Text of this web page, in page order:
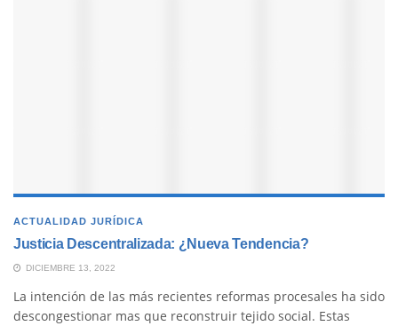
ACTUALIDAD JURÍDICA
Justicia Descentralizada: ¿Nueva Tendencia?
DICIEMBRE 13, 2022
La intención de las más recientes reformas procesales ha sido
descongestionar mas que reconstruir tejido social. Estas